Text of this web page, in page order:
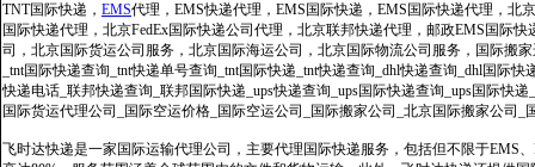
TNT国际快递， EMS代理，EMS快递代理，EMS国际快递，EMS国际快递代理，北
国际快递代理，北京FedEx国际快递公司代理，北京联邦快递代理，邮政EMS国际
司，北京国际货运公司服务，北京国际海运公司，北京国际物流公司服务，国际搬
_tnt国际快递查询_tnt快递单号查询_tnt国际快递_tnt快递查询_dhl快递查询_dhl国际
快递电话_联邦快递查询_联邦国际快递_ups快递查询_ups国际快递查询_ups国际快
国际货运代理公司_国际空运价格_国际空运公司_国际搬家公司_北京国际搬家公司_
飞时达快递是一家国际运输代理公司，主要代理国际快递服务，包括但不限于EMS